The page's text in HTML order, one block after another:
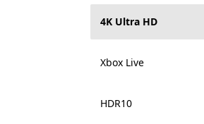
4K Ultra HD
Xbox Live
HDR10